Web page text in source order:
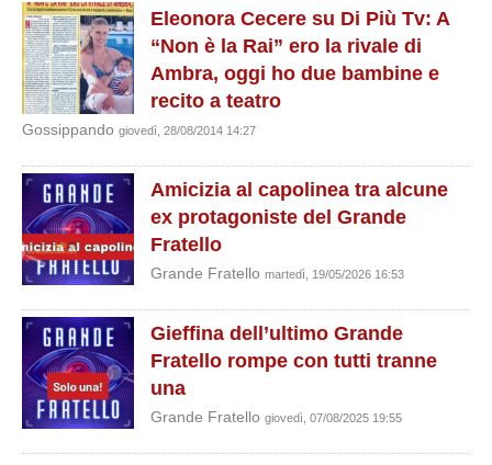
Eleonora Cecere su Di Più Tv: A
“Non è la Rai” ero la rivale di
Ambra, oggi ho due bambine e
recito a teatro
Gossippando giovedì, 28/08/2014 14:27
Amicizia al capolinea tra alcune
ex protagoniste del Grande
Fratello
Grande Fratello martedì, 19/05/2026 16:53
Gieffina dell’ultimo Grande
Fratello rompe con tutti tranne
una
Grande Fratello giovedì, 07/08/2025 19:55